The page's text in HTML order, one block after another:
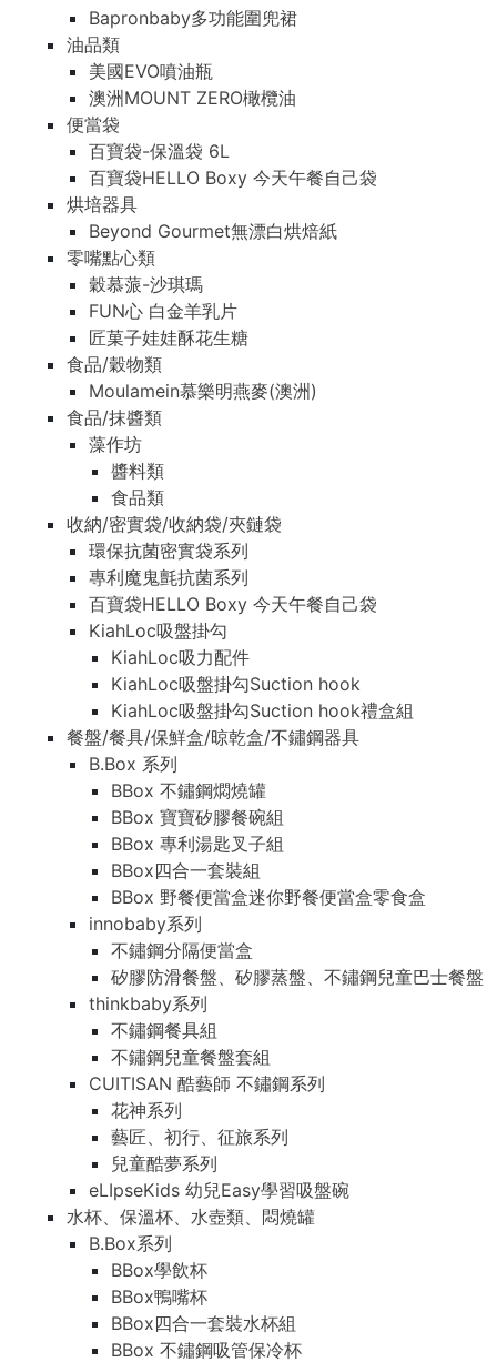
Bapronbaby多功能圍兜裙
油品類
美國EVO噴油瓶
澳洲MOUNT ZERO橄欖油
便當袋
百寶袋-保溫袋 6L
百寶袋HELLO Boxy 今天午餐自己袋
烘培器具
Beyond Gourmet無漂白烘焙紙
零嘴點心類
穀慕蒎-沙琪瑪
FUN心 白金羊乳片
匠菓子娃娃酥花生糖
食品/穀物類
Moulamein慕樂明燕麥(澳洲)
食品/抹醬類
藻作坊
醬料類
食品類
收納/密實袋/收納袋/夾鏈袋
環保抗菌密實袋系列
專利魔鬼氈抗菌系列
百寶袋HELLO Boxy 今天午餐自己袋
KiahLoc吸盤掛勾
KiahLoc吸力配件
KiahLoc吸盤掛勾Suction hook
KiahLoc吸盤掛勾Suction hook禮盒組
餐盤/餐具/保鮮盒/晾乾盒/不鏽鋼器具
B.Box 系列
BBox 不鏽鋼燜燒罐
BBox 寶寶矽膠餐碗組
BBox 專利湯匙叉子組
BBox四合一套裝組
BBox 野餐便當盒迷你野餐便當盒零食盒
innobaby系列
不鏽鋼分隔便當盒
矽膠防滑餐盤、矽膠蒸盤、不鏽鋼兒童巴士餐盤
thinkbaby系列
不鏽鋼餐具組
不鏽鋼兒童餐盤套組
CUITISAN 酷藝師 不鏽鋼系列
花神系列
藝匠、初行、征旅系列
兒童酷夢系列
eLIpseKids 幼兒Easy學習吸盤碗
水杯、保溫杯、水壺類、悶燒罐
B.Box系列
BBox學飲杯
BBox鴨嘴杯
BBox四合一套裝水杯組
BBox 不鏽鋼吸管保冷杯